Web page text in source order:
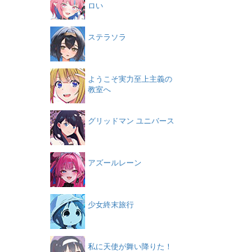
ロい
ステラソラ
ようこそ実力至上主義の
教室へ
グリッドマン ユニバース
アズールレーン
少女終末旅行
私に天使が舞い降りた！